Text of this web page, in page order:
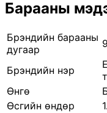
Барааны
Брэндийн барааны
дугаар
Брэндийн нэр
Өнгө
Өсгийн өндөр